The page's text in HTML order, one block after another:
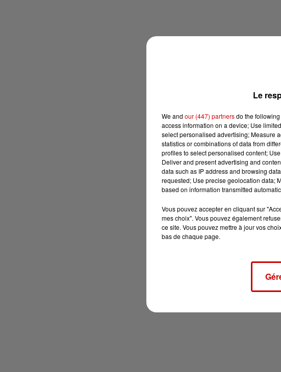
Le
We and our (447) partnersdo the
access information on a device; Use
select personalised advertising; Measure
statistics or combinations of data from
profiles to select personalised content;
Deliver and present advertising and
data such as IP address and browsing
requested; Use precise geolocation data;
based on information transmitted
Vous pouvez accepter en cliquant sur
mes choix". Vous pouvez également
ce site. Vous pouvez mettre à jour vos
bas de chaque page.